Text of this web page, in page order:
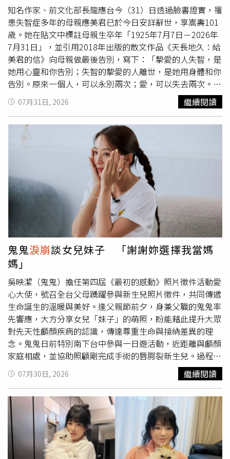
知名作家、前文化部長龍應台今（31）日透過臉書證實，罹
患失智症多年的母親應美君已於今日安詳辭世，享嵩壽101
歲。她在貼文中標註母親生卒年「1925年7月7日－2026年
7月31日」，並引用2018年出版的散文作品《天長地久：給
美君的信》向母親做最後告別，寫下：「摯愛的人失智，是
她用心靈和你告別；失智的摯愛的人離世，是她用身體和你
告別。原來一個人，可以永別兩次；愛，可以失去兩次。」
最後再以「華枝春滿，天心月圓」送母親最後一程，字裡行
間盡是思念與不捨，貼文曝光後也引發各界共鳴。《天長地
久：給美君的信》收錄19封寫給母親的家書及35篇圖文散
文，是龍應台多年陪伴失智母親的生命紀錄，也是她對親
情、衰老、照護與告別最深刻的思索。她曾寫道，母親來自
浙江、父親來自湖南，兩人走過戰亂、流離與貧困年代，最
後落腳台灣，攜手撐起家庭、養育子女。他們走過的萬里江
山與滿目煙塵，不僅塑造了一個家庭，也成為她理解生命最
珍貴的一堂課。書中，龍應台也坦言自己始終有兩件難以放
下的遺憾。第一件事發生在父親晚年，她因父親頻繁發生車
禍，毅然收走父親的車鑰匙，自認是為了安全著想，卻忽略
了那一代人歷經戰亂、艱苦歲月後，對自主與尊嚴的執著。
父親自此幾乎不再外出，身心狀況迅速衰退，也讓她多年來
始終自責，認為自己當時過於武斷，沒有真正理解父親的心
情。另一件遺憾，則是直到母親逐漸失去記憶，她才驚覺自
己一直把母親當成照顧自己、支持自己的「母親」，卻沒有
把她視為一位有夢想、有興趣、有孤單時刻的女性。她曾反
問自己，為何陪朋友旅行、看展覽、喝咖啡、聊天，卻沒有
早一點牽著母親去看電影、喝咖啡、清晨爬山賞芒草，甚至
只是打一通電話陪她說說話。她更寫下：「為什麼我解放了
自己，卻沒有解放妳？」成為全書最令人鼻酸的一段文字。
應美君約於2000年罹患失智症。即使龍應台長年往返台灣
與香港工作，她仍十多年如一日，每天打一通電話關心母
親、每兩週返回屏東探望，從未中斷。2017年，她更回到
屏東潮州陪伴母親生活，近年則定居台東縣東河鄉都蘭村，
把生活重心放在照顧母親身上，也持續透過臉書分享照護心
情，希望讓更多人理解失智症家庭面臨的挑戰與照顧者的心
境。她也曾分享一段最令自己心碎的回憶。有一天深夜工作
結束後，失智中的母親醒來，靜靜走到她身邊，看著她說：
「妳長得很像我女兒。」她笑著回答：「我是妳女兒啊。」
07月31日, 2026 繼續閱讀
鬼鬼淚崩談女兒妹子 「謝謝妳選擇我當媽
媽」
吳映潔（鬼鬼）擔任第四屆《最初的感動》照片徵件活動愛
心大使，號召全台父母踴躍參與新生兒照片徵件，共同傳遞
生命誕生的溫暖與美好。逢父親節前夕，身兼父職的鬼鬼率
先響應，大方分享女兒「妹子」的萌照，盼能藉此提升大眾
對先天性顱顏疾病的認識，傳達尊重生命與接納差異的理
念。鬼鬼日前特別南下台中參與一日遊活動，近距離與顱顏
家庭相處，並協助照顧剛完成手術的唇腭裂新生兒。過程中
她母愛大爆發，展現熟練的安撫功力，並深受顱顏家長的堅
韌感動。吳映潔感性表示，看著父母細心為寶寶清潔與照顧
傷口，內心滿是心疼與佩服，更直言：「這些顱顏孩子的爸
爸媽媽，真的比我勇敢一千倍。」愛心大使鬼鬼緊抱著唇腭
裂新生兒。（圖／羅慧夫顱顏基金會提供）談及第四屆徵件
活動主題「謝謝你，選擇我當你的父母」，吳映潔忍不住哽
咽落淚。她透露夜深人靜時，也常對睡夢中的女兒說這句
話，並分享初見女兒時「眼角流下一滴淚」的震撼與感動。
07月30日, 2026 繼續閱讀